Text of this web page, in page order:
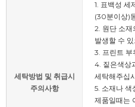
세탁방법 및 취급시
주의사항
1. 표백성 세
(30분이상)
2. 원단 소재
발생할 수
3. 프린트 부
4. 짙은색상
세탁해주십
5. 소재나 색
제품일때는